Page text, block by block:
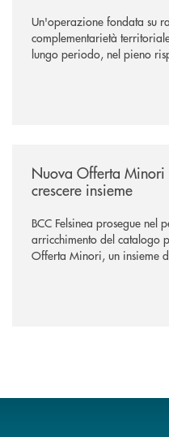
Un'operazione fondata su
complementarietà
lungo periodo, nel pieno
negoziazione esclusiva
Nuova Offerta
crescere insieme
BCC Felsinea prosegue nel
arricchimento del catalogo
Offerta Minori, un insieme
sviluppo di una relazione